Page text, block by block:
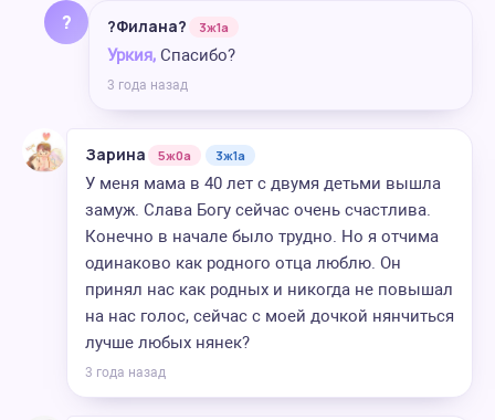
? ?Филана? 3ж1а
Уркия, Спасибо?
3 года назад
Зарина 5ж0а 3ж1а
У меня мама в 40 лет с двумя детьми вышла
замуж. Слава Богу сейчас очень счастлива.
Конечно в начале было трудно. Но я отчима
одинаково как родного отца люблю. Он
принял нас как родных и никогда не повышал
на нас голос, сейчас с моей дочкой нянчиться
лучше любых нянек?
3 года назад